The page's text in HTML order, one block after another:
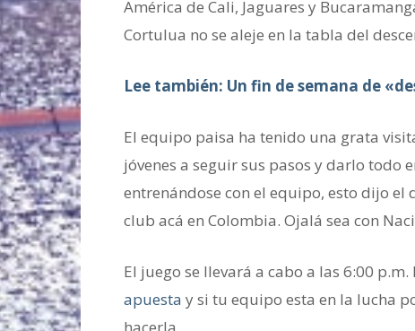
América de Cali, Jaguares y
Cortulua no se aleje en la tabla del
Lee también: Un fin de semana de
El equipo paisa ha tenido una grata
jóvenes a seguir sus pasos y darlo todo
entrenándose con el equipo, esto dijo el
club acá en Colombia. Ojalá sea con
El juego se llevará a cabo a las 6:00
apuesta y si tu equipo esta en la lucha